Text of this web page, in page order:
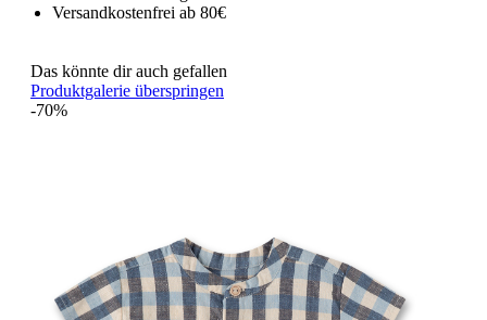
Versandkostenfrei ab 80€
Das könnte dir auch gefallen
Produktgalerie überspringen
-70%